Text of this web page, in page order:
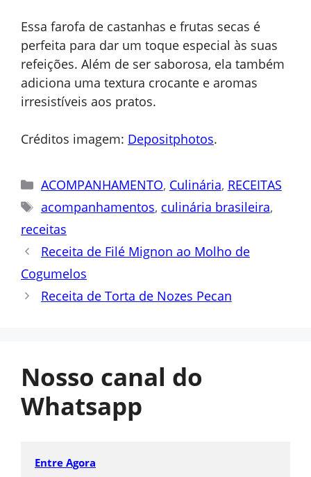
Essa farofa de castanhas e frutas secas é
perfeita para dar um toque especial às suas
refeições. Além de ser saborosa, ela também
adiciona uma textura crocante e aromas
irresistíveis aos pratos.
Créditos imagem: Depositphotos.
Categorias
ACOMPANHAMENTO, Culinária, RECEITAS
Tags
acompanhamentos, culinária brasileira,
receitas
Receita de Filé Mignon ao Molho de
Cogumelos
Receita de Torta de Nozes Pecan
Nosso canal do
Whatsapp
Entre Agora